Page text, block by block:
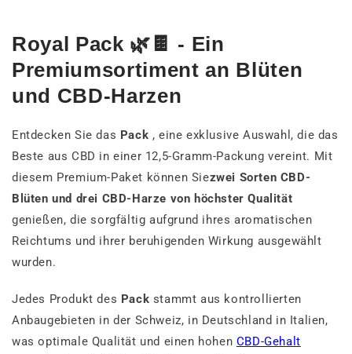
Royal Pack 🌿🍫 - Ein
Premiumsortiment an Blüten
und CBD-Harzen
Entdecken Sie das Pack , eine exklusive Auswahl, die das
Beste aus CBD in einer 12,5-Gramm-Packung vereint. Mit
diesem Premium-Paket können Siezwei Sorten CBD-
Blüten und drei CBD-Harze von höchster Qualität
genießen, die sorgfältig aufgrund ihres aromatischen
Reichtums und ihrer beruhigenden Wirkung ausgewählt
wurden.
Jedes Produkt des Pack stammt aus kontrollierten
Anbaugebieten in der Schweiz, in Deutschland in Italien,
was optimale Qualität und einen hohen CBD-Gehalt